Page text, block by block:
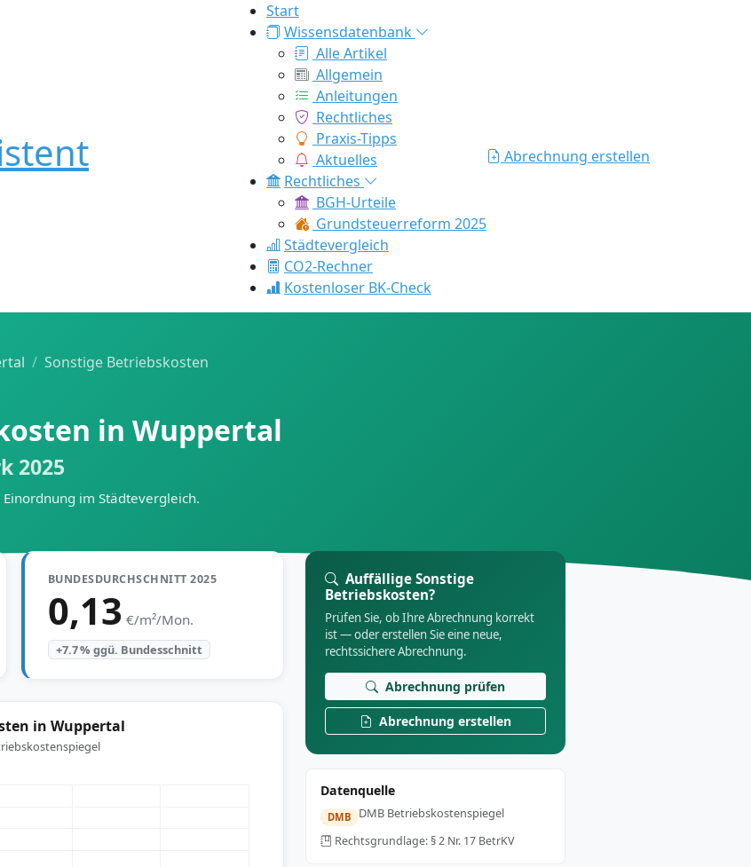
Start
Wissensdatenbank
Alle Artikel
Allgemein
Anleitungen
Rechtliches
Praxis-Tipps
Aktuelles
Rechtliches
BGH-Urteile
Grundsteuerreform 2025
Städtevergleich
CO2-Rechner
Kostenloser BK-Check
Abrechnung erstellen
Sonstige Betriebskosten
in Wuppertal
2025
im Städtevergleich.
BUNDESDURCHSCHNITT 2025
0,13 €/m²/Mon.
+7.7 % ggü. Bundesschnitt
in Wuppertal
Auffällige Sonstige
Betriebskosten?
Prüfen Sie, ob Ihre Abrechnung korrekt
ist — oder erstellen Sie eine neue,
rechtssichere Abrechnung.
Abrechnung prüfen
Abrechnung erstellen
Datenquelle
DMB DMB Betriebskostenspiegel
Rechtsgrundlage: § 2 Nr. 17 BetrKV